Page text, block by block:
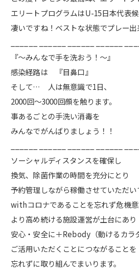
エリートプログラムはU-15日本代表候
凄いですね！ベストな状態でプレー
『〜みんなで手を洗おう！〜』
感染経路は 『目鼻口』
そして… 人は無意識で1日、
2000回〜3000回顔を触ります。
事あるごとの手洗い消毒を
みんなでがんばりましょう！！
ソーシャルディスタンスを確保し
換気、除菌作業の時間を充分にとり
予約管理しながら稼働させていただい
withコロナであることを忘れず危機
より高め続ける施設運営が土台にあり
安心・安全に＋Rebody（動けるカラ
ご活用いただくことにつながることを
忘れずに取り組んでまいります。